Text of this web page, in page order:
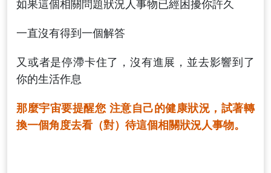
如果這個相關問題狀況人事物已經困擾你許久
一直沒有得到一個解答
又或者是停滯卡住了，沒有進展，並去影響到了
你的生活作息
那麼宇宙要提醒您 注意自己的健康狀況，試著轉
換一個角度去看（對）待這個相關狀況人事物。